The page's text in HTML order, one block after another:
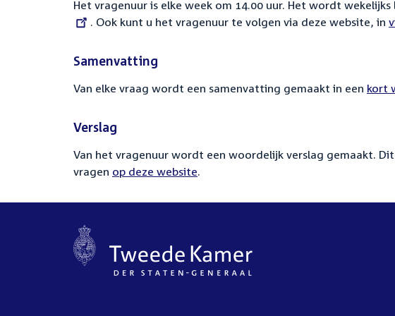
Het vragenuur is elke week om 14.00 uur. Het wordt
. Ook kunt u het vragenuur te volgen via deze website, in
Samenvatting
Van elke vraag wordt een samenvatting gemaakt in een kort
Verslag
Van het vragenuur wordt een woordelijk verslag gemaakt.
vragen op deze website.